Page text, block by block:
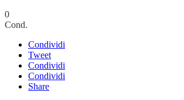
0
Cond.
Condividi
Tweet
Condividi
Condividi
Share